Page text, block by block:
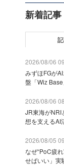
新着記事
2026/08/06
みずほFGが
盤「Wiz
2026/08/06
JR東海がNRI
想を支えるAI
2026/08/05
なぜ“PoC疲
せばいい」実